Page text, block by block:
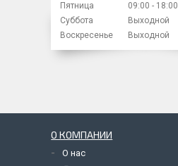
Пятница
09:00
18:00
Суббота
Выходной
Воскресенье
Выходной
О КОМПАНИИ
О нас